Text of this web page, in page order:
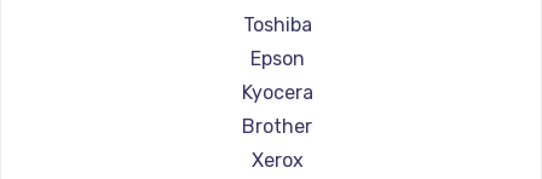
Ремонт принтеров Fujitsu
Ремонт принтеров Godex
Toshiba
Epson
Kyocera
Brother
Xerox